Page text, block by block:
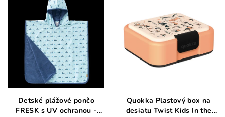
Detské plážové pončo
FRESK s UV ochranou -
Quokka Plastový box na
desiatu Twist Kids In the